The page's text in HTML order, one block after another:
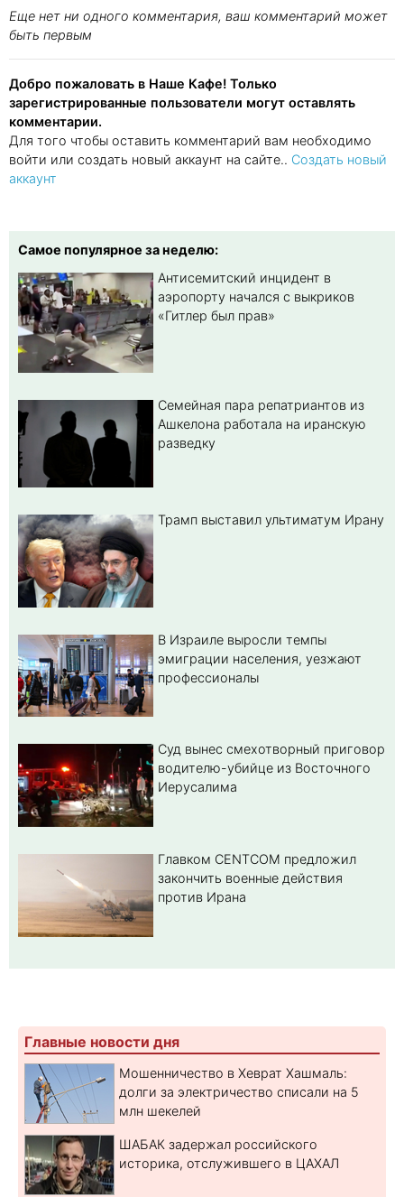
Еще нет ни одного комментария, ваш комментарий может
быть первым
Добро пожаловать в Наше Кафе! Только
зарегистрированные пользователи могут оставлять
комментарии.
Для того чтобы оставить комментарий вам необходимо
войти или создать новый аккаунт на сайте.. Создать новый
аккаунт
Самое популярное за неделю:
Антисемитский инцидент в
аэропорту начался с выкриков
«Гитлер был прав»
Семейная пара репатриантов из
Ашкелона работала на иранскую
разведку
Трамп выставил ультиматум Ирану
В Израиле выросли темпы
эмиграции населения, уезжают
профессионалы
Суд вынес смехотворный приговор
водителю-убийце из Восточного
Иерусалима
Главком CENTCOM предложил
закончить военные действия
против Ирана
Главные новости дня
Мошенничество в Хеврат Хашмаль:
долги за электричество списали на 5
млн шекелей
ШАБАК задержал российского
историка, отслужившего в ЦАХАЛ